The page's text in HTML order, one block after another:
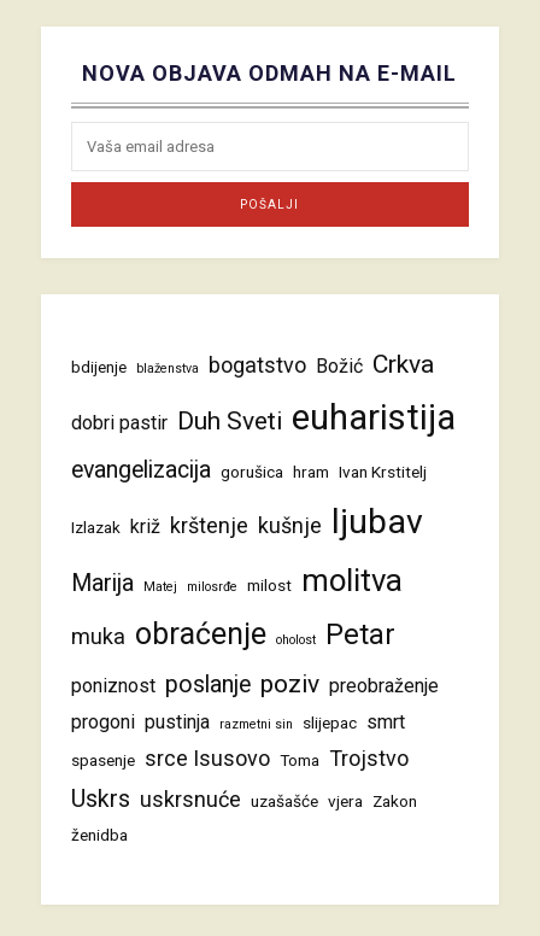
NOVA OBJAVA ODMAH NA E-MAIL
bdijenje blaženstva bogatstvo Božić Crkva
dobri pastir Duh Sveti euharistija
evangelizacija gorušica hram Ivan Krstitelj
Izlazak križ krštenje kušnje ljubav
Marija Matej milosrđe milost molitva
muka obraćenje oholost Petar
poniznost poslanje poziv preobraženje
progoni pustinja razmetni sin slijepac smrt
spasenje srce Isusovo Toma Trojstvo
Uskrs uskrsnuće uzašašće vjera
Zakon
ženidba